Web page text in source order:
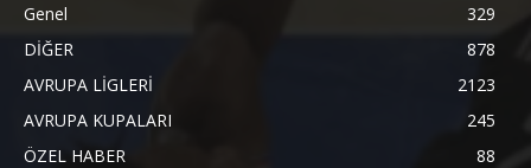
Genel
329
DİĞER
878
AVRUPA LİGLERİ
2123
AVRUPA KUPALARI
245
ÖZEL HABER
88